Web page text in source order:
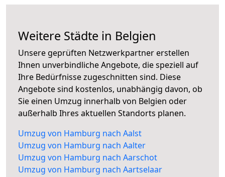
Weitere Städte in Belgien
Unsere geprüften Netzwerkpartner erstellen
Ihnen unverbindliche Angebote, die speziell auf
Ihre Bedürfnisse zugeschnitten sind. Diese
Angebote sind kostenlos, unabhängig davon, ob
Sie einen Umzug innerhalb von Belgien oder
außerhalb Ihres aktuellen Standorts planen.
Umzug von Hamburg nach Aalst
Umzug von Hamburg nach Aalter
Umzug von Hamburg nach Aarschot
Umzug von Hamburg nach Aartselaar